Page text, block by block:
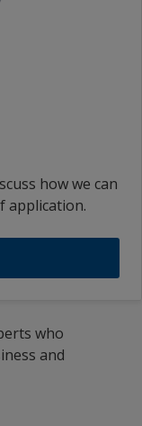
how we can
application.
who
and